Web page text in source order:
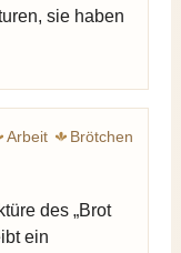
sie haben
Arbeit Brötchen
des „Brot
ein